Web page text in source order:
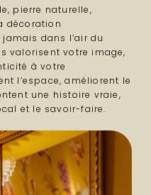
pierre naturelle,
décoration
dans l’air du
valorisent votre image,
à votre
l’espace, améliorent le
une histoire vraie,
et le savoir-faire.